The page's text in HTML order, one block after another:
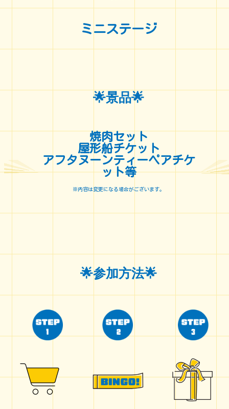
ミニステージ
🌟景品🌟
焼肉セット
屋形船チケット
アフタヌーンティーペアチケ
ット等
※内容は変更になる場合がございます。
🌟参加方法🌟